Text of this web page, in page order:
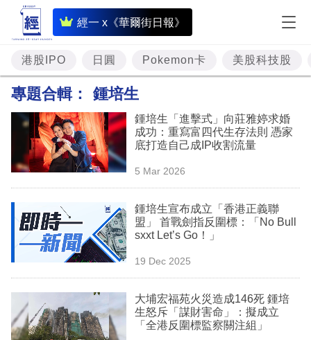
經一 x《華爾街日報》
即
時
財
經
題
投
資
理
業
港股IPO 日圓 Pokemon卡 美股科技股
專題合輯： 鍾培生
鍾培生「進擊式」向莊雅婷求婚
成功：重寫富四代生存法則 憑家
底打造自己成IP收割流量
5 Mar 2026
鍾培生宣布成立「香港正義聯
盟」 首戰劍指反圍標：「No Bull
sxxt Let’s Go！」
19 Dec 2025
大埔宏福苑火災造成146死 鍾培
生怒斥「謀財害命」：擬成立
「全港反圍標監察關注組」